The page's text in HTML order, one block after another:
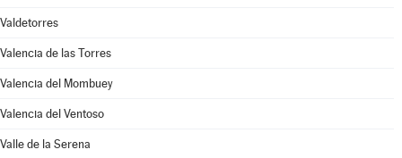
Valdetorres
Valencia de las Torres
Valencia del Mombuey
Valencia del Ventoso
Valle de la Serena